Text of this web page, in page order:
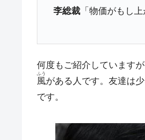
『Money1』 JPモルガン「
『Money1』 韓国「橋が落
『Money1』 韓国鉄鋼最大
Fact1
Fact1 今話題の「楽天ライ
李総裁 「物価がもし
何度もご紹介しています
風
ふう
がある人です。友達は
です。